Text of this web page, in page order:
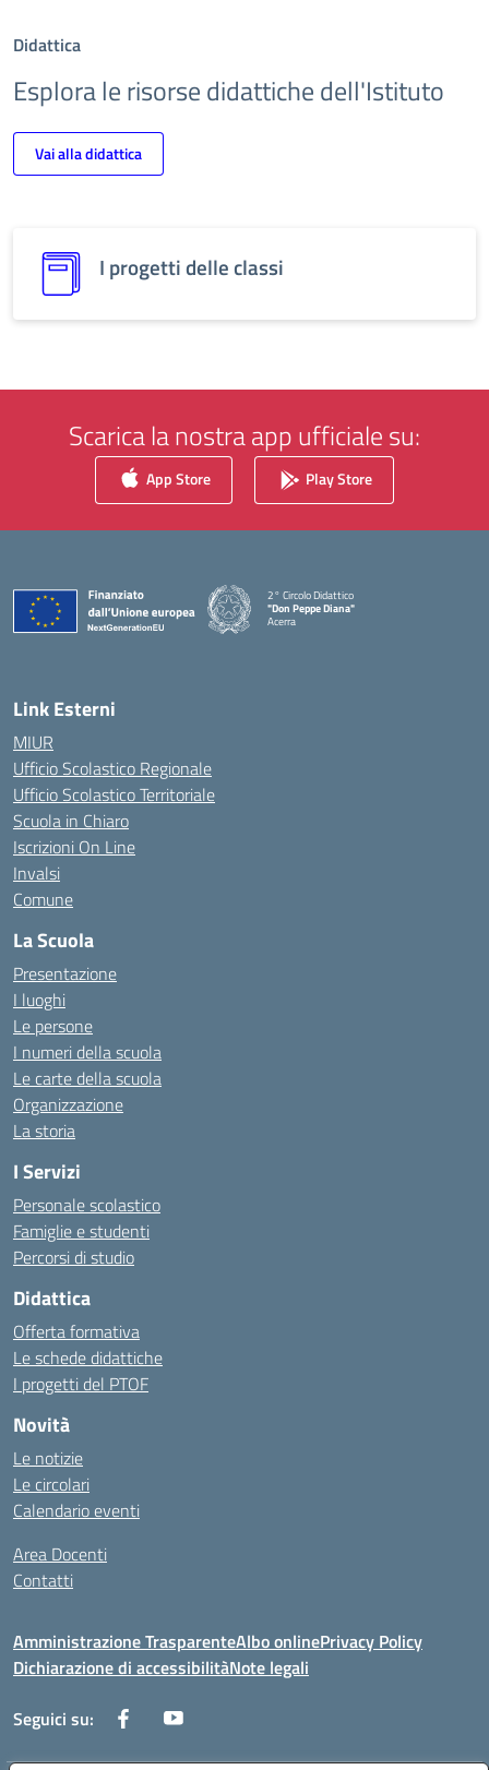
Didattica
Esplora le risorse didattiche dell'Istituto
Vai alla didattica
I progetti delle classi
Scarica la nostra app ufficiale su:
App Store Play Store
2° Circolo Didattico
"Don Peppe Diana"
Acerra
Link Esterni
MIUR
Ufficio Scolastico Regionale
Ufficio Scolastico Territoriale
Scuola in Chiaro
Iscrizioni On Line
Invalsi
Comune
La Scuola
Presentazione
I luoghi
Le persone
I numeri della scuola
Le carte della scuola
Organizzazione
La storia
I Servizi
Personale scolastico
Famiglie e studenti
Percorsi di studio
Didattica
Offerta formativa
Le schede didattiche
I progetti del PTOF
Novità
Le notizie
Le circolari
Calendario eventi
Area Docenti
Contatti
Amministrazione TrasparenteAlbo onlinePrivacy Policy
Dichiarazione di accessibilitàNote legali
Seguici su: